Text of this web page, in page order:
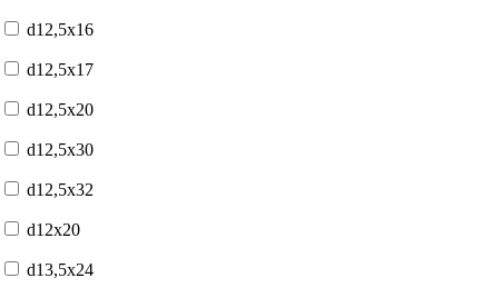
d12,5x16
d12,5x17
d12,5x20
d12,5x30
d12,5x32
d12x20
d13,5x24